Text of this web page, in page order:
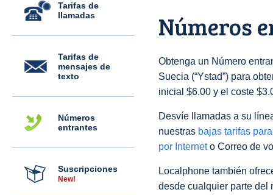
Tarifas de
llamadas
Tarifas de
mensajes de
texto
Números
entrantes
Suscripciones
New!
Números
Obtenga un Número
Suecia (“Ystad”) para
inicial $6.00 y el coste
Desvíe llamadas a su
nuestras bajas tarifas
por Interneto Correo de
Localphone también
desde cualquier parte del